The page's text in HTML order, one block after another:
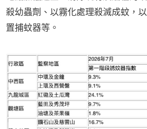
殺幼蟲劑、以霧化處理殺滅成蚊，
置捕蚊器等。